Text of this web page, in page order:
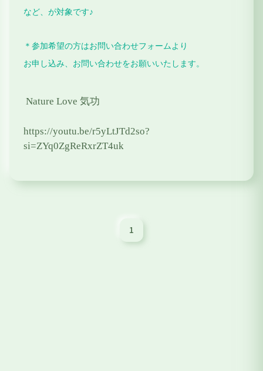
など、が対象です♪
＊参加希望の方はお問い合わせフォームより
お申し込み、お問い合わせをお願いいたします。
Nature Love 気功
https://youtu.be/r5yLtJTd2so?
si=ZYq0ZgReRxrZT4uk
1